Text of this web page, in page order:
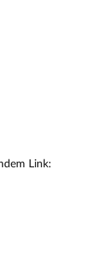
Link: